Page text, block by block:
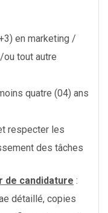
en marketing /
tout autre
quatre (04) ans
respecter les
des tâches
de candidature :
détaillé, copies